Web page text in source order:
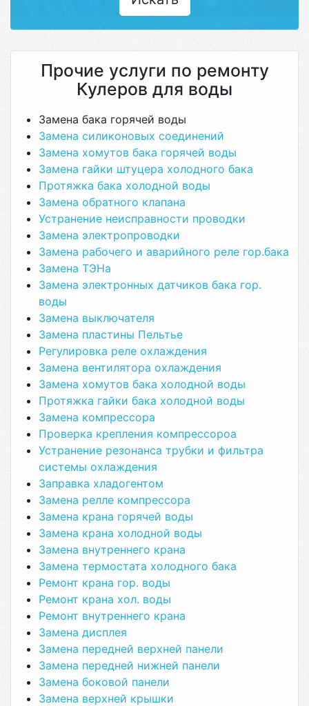
Прочие услуги по ремонту
Кулеров для воды
Замена бака горячей воды
Замена силиконовых соединений
Замена хомутов бака горячей воды
Замена гайки штуцера холодного бака
Протяжка бака холодной воды
Замена обратного клапана
Устранение неисправности проводки
Замена электропроводки
Замена рабочего и аварийного реле гор.бака
Замена ТЭНа
Замена электронных датчиков бака гор.
воды
Замена выключателя
Замена пластины Пельтье
Регулировка реле охлаждения
Замена вентилятора охлаждения
Замена хомутов бака холодной воды
Протяжка гайки бака холодной воды
Замена компрессора
Проверка крепления компрессороа
Устранение резонанса трубки и фильтра
системы охлаждения
Заправка хладогентом
Замена релле компрессора
Замена крана горячей воды
Замена крана холодной воды
Замена внутреннего крана
Замена термостата холодного бака
Ремонт крана гор. воды
Ремонт крана хол. воды
Ремонт внутреннего крана
Замена дисплея
Замена передней верхней панели
Замена передней нижней панели
Замена боковой панели
Замена верхней крышки